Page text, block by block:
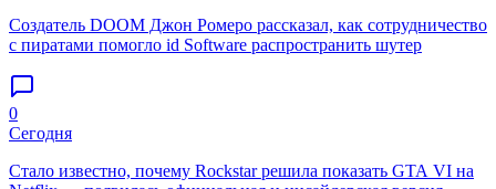
Создатель DOOM Джон Ромеро рассказал, как сотрудничество
с пиратами помогло id Software распространить шутер
0
Сегодня
Стало известно, почему Rockstar решила показать GTA VI на